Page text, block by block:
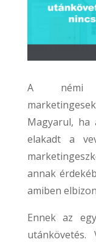
A némi
Magyarul, ha
elakadt a
annak
amiben
Ennek az